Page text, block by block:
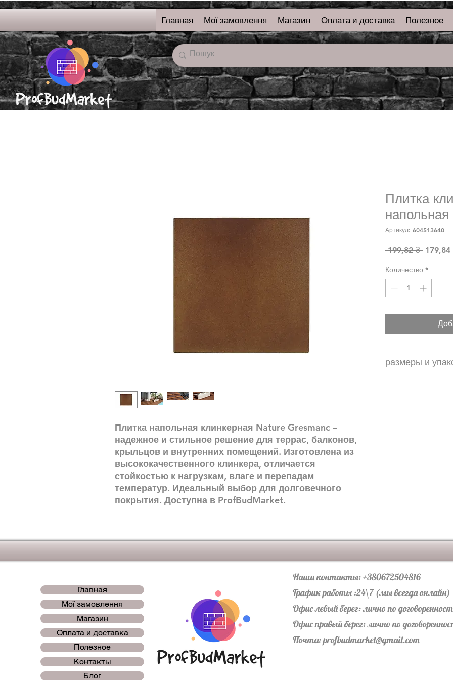
онлайн-магазин
строительных
материалов
Главная Мої замовлення Магазин Оплата и доставка Полезное
Плитка напольная клинкерная Nature Gresmanc –
надежное и стильное решение для террас, балконов,
крыльцов и внутренних помещений. Изготовлена ​​из
высококачественного клинкера, отличается
стойкостью к нагрузкам, влаге и перепадам
температур. Идеальный выбор для долговечного
покрытия. Доступна в ProfBudMarket.
Плитка
Артикул: 604513640
199,82 ₴ 179,84
Количество *
размеры и
Главная
Мої замовлення
Магазин
Оплата и доставка
Полезное
Контакты
Блог
Наши контакты: +380672504816
График работы :24\7 (мы всегда онлайн)
Офис левый берег: лично по
Офис правый берег: лично по
Почта:profbudmarket@gmail.com